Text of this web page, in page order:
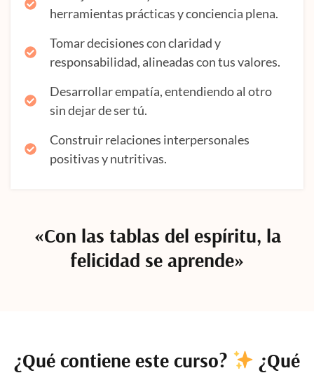
herramientas prácticas y conciencia plena.
Tomar decisiones con claridad y
responsabilidad, alineadas con tus valores.
Desarrollar empatía, entendiendo al otro
sin dejar de ser tú.
Construir relaciones interpersonales
positivas y nutritivas.
«Con las tablas del espíritu, la
felicidad se aprende»
¿Qué contiene este curso?
¿Qué